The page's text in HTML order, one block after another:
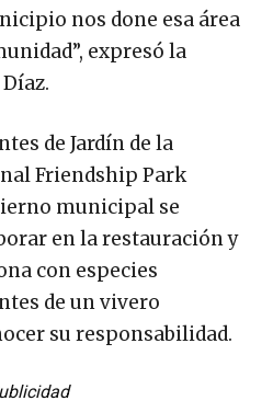
nos done esa área
expresó la
de Jardín de la
Friendship Park
municipal se
en la restauración y
con especies
de un vivero
su responsabilidad.